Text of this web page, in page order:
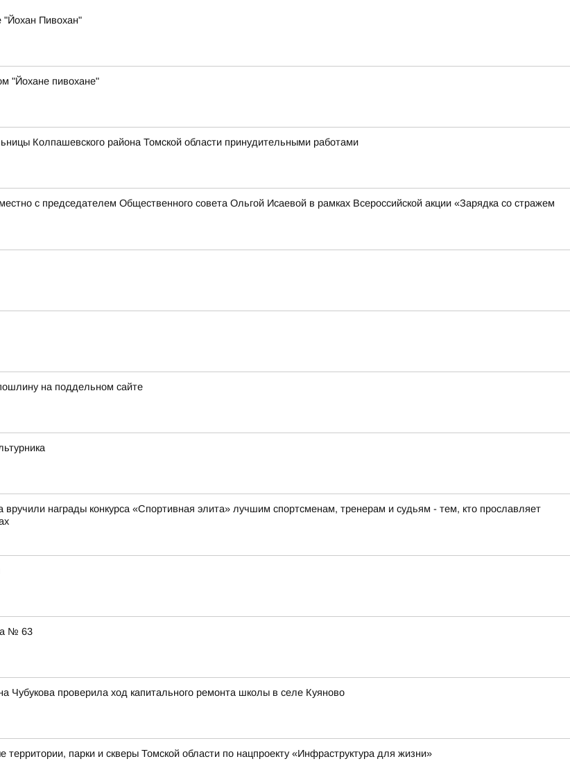
"Йохан Пивохан"
"Йохане пивохане"
Колпашевского района Томской области принудительными работами
с председателем Общественного совета Ольгой Исаевой в рамках Всероссийской акции «Зарядка со стражем
на поддельном сайте
награды конкурса «Спортивная элита» лучшим спортсменам, тренерам и судьям - тем, кто прославляет
№ 63
Чубукова проверила ход капитального ремонта школы в селе Куяново
парки и скверы Томской области по нацпроекту «Инфраструктура для жизни»